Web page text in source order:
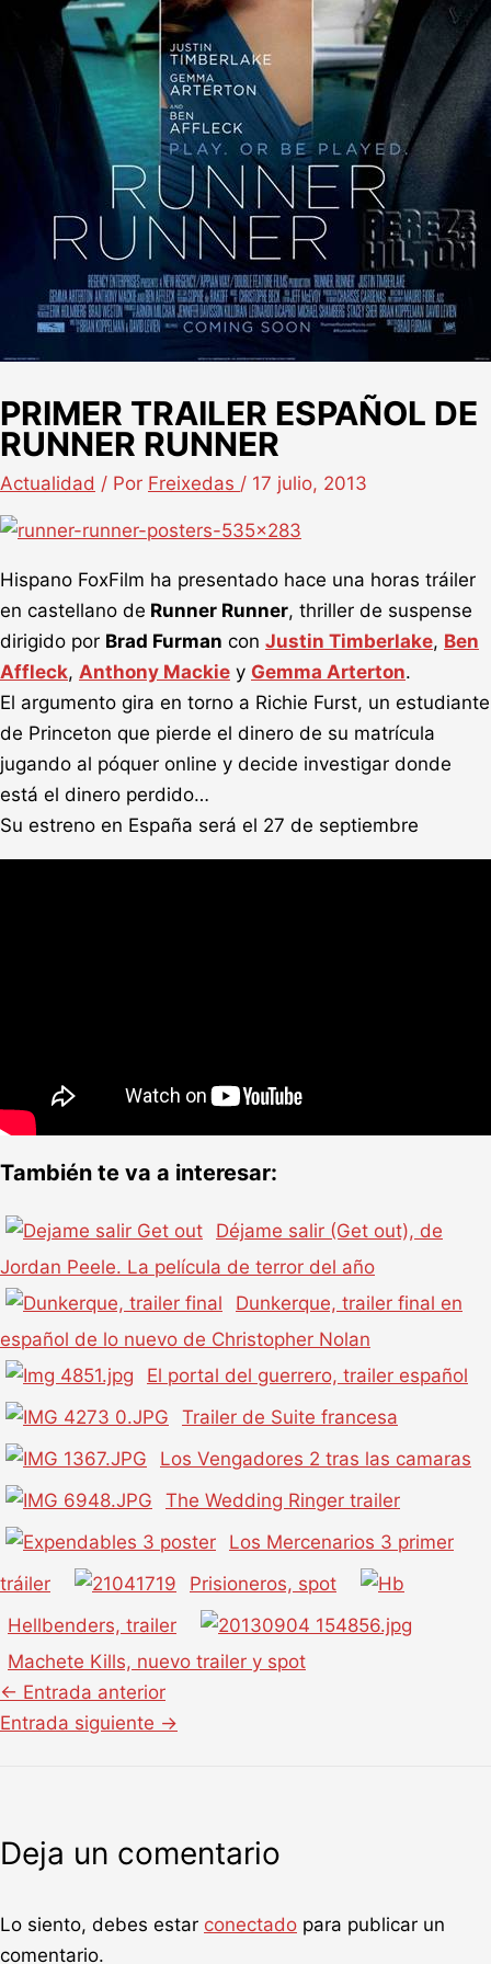
PRIMER TRAILER ESPAÑOL DE
RUNNER RUNNER
Actualidad / Por Freixedas / 17 julio, 2013
Hispano FoxFilm ha presentado hace una horas tráiler
en castellano de Runner Runner, thriller de suspense
dirigido por Brad Furman con Justin Timberlake, Ben
Affleck, Anthony Mackie y Gemma Arterton.
El argumento gira en torno a Richie Furst, un estudiante
de Princeton que pierde el dinero de su matrícula
jugando al póquer online y decide investigar donde
está el dinero perdido…
Su estreno en España será el 27 de septiembre
También te va a interesar:
Déjame salir (Get out), de
Jordan Peele. La película de terror del año
Dunkerque, trailer final en
español de lo nuevo de Christopher Nolan
El portal del guerrero, trailer español
Trailer de Suite francesa
Los Vengadores 2 tras las camaras
The Wedding Ringer trailer
Los Mercenarios 3 primer
tráiler
Prisioneros, spot
Hellbenders, trailer
Machete Kills, nuevo trailer y spot
← Entrada anterior
Entrada siguiente →
Deja un comentario
Lo siento, debes estar conectado para publicar un
comentario.